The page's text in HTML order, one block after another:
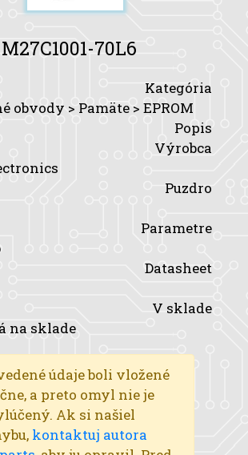
M27C1001-70L6
Kategória
obvody > Pamäte > EPROM
Popis
Výrobca
Puzdro
Parametre
Datasheet
V sklade
na sklade
údaje boli vložené
a preto omyl nie je
Ak si našiel
kontaktuj autora